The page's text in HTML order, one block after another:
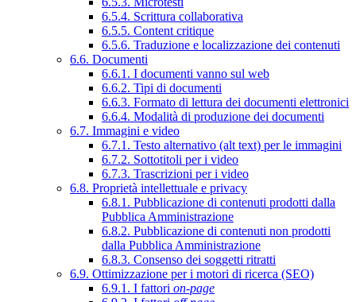
6.5.4. Scrittura collaborativa
6.5.5. Content critique
6.5.6. Traduzione e localizzazione dei contenuti
6.6. Documenti
6.6.1. I documenti vanno sul web
6.6.2. Tipi di documenti
6.6.3. Formato di lettura dei documenti elettronici
6.6.4. Modalità di produzione dei documenti
6.7. Immagini e video
6.7.1. Testo alternativo (alt text) per le immagini
6.7.2. Sottotitoli per i video
6.7.3. Trascrizioni per i video
6.8. Proprietà intellettuale e privacy
6.8.1. Pubblicazione di contenuti prodotti dalla
Pubblica Amministrazione
6.8.2. Pubblicazione di contenuti non prodotti
dalla Pubblica Amministrazione
6.8.3. Consenso dei soggetti ritratti
6.9. Ottimizzazione per i motori di ricerca (SEO)
6.9.1. I fattori on-page